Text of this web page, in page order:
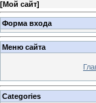
[Мой сайт]
Форма входа
Меню сайта
Categories